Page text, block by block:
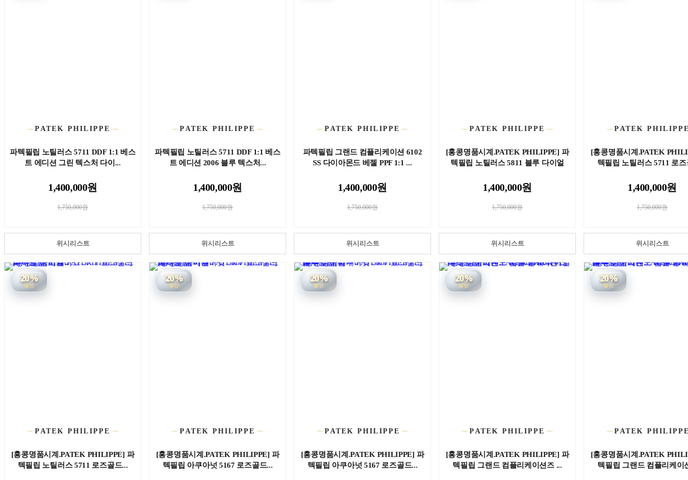
PATEK PHILIPPE
파텍필립 노틸러스 5711 DDF 1:1 베스
트 에디션 그린 텍스처 다이...
1,400,000원
1,750,000원
위시리스트
PATEK PHILIPPE
파텍필립 노틸러스 5711 DDF 1:1 베스
트 에디션 2006 블루 텍스처...
1,400,000원
1,750,000원
위시리스트
PATEK PHILIPPE
파텍필립 그랜드 컴플리케이션 6102
SS 다이아몬드 베젤 PPF 1:1 ...
1,400,000원
1,750,000원
위시리스트
PATEK PHILIPPE
[홍콩명품시계.PATEK PHILIPPE] 파
텍필립 노틸러스 5811 블루 다이얼
1,400,000원
1,750,000원
위시리스트
PATEK
[홍콩명품시계.PATEK
텍필립 노틸러스 5711 로즈
1,400,000원
1,750,000원
위시리스트
20%
할인
PATEK PHILIPPE
[홍콩명품시계.PATEK PHILIPPE] 파
텍필립 노틸러스 5711 로즈골드...
20%
할인
PATEK PHILIPPE
[홍콩명품시계.PATEK PHILIPPE] 파
텍필립 아쿠아넛 5167 로즈골드...
20%
할인
PATEK PHILIPPE
[홍콩명품시계.PATEK PHILIPPE] 파
텍필립 아쿠아넛 5167 로즈골드...
20%
할인
PATEK PHILIPPE
[홍콩명품시계.PATEK PHILIPPE] 파
텍필립 그랜드 컴플리케이션즈 ...
20%
할인
PATEK
[홍콩명품시계.PATEK
텍필립 그랜드 컴플리케이